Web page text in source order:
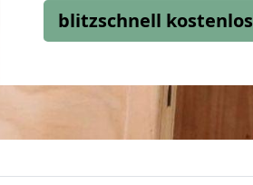
blitzschnell